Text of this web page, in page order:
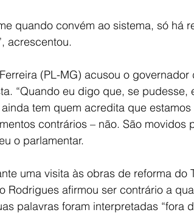
quando convém ao sistema, só há
acrescentou.
(PL-MG) acusou o governador
“Quando eu digo que, se pudesse,
tem quem acredita que
contrários – não. São movidos
o parlamentar.
uma visita às obras de reforma do
Rodrigues afirmou ser contrário a
palavras foram interpretadas “fora